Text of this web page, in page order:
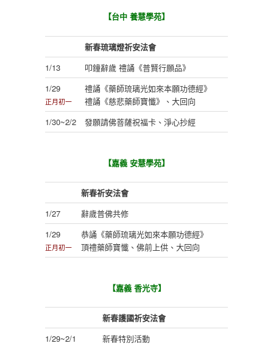
【台中 養慧學苑】
新春琉璃燈祈安法會
1/13
叩鐘辭歲 禮誦《普賢行願品》
1/29
正月初一
禮誦《藥師琉璃光如來本願功德經》
禮誦《慈悲藥師寶懺》、大回向
1/30~2/2
發願請佛菩薩祝福卡、淨心抄經
【嘉義 安慧學苑】
新春祈安法會
1/27
辭歲普佛共修
1/29
正月初一
恭誦《藥師琉璃光如來本願功德經》
頂禮藥師寶懺、佛前上供、大回向
【嘉義 香光寺】
新春護國祈安法會
1/29~2/1
新春特別活動